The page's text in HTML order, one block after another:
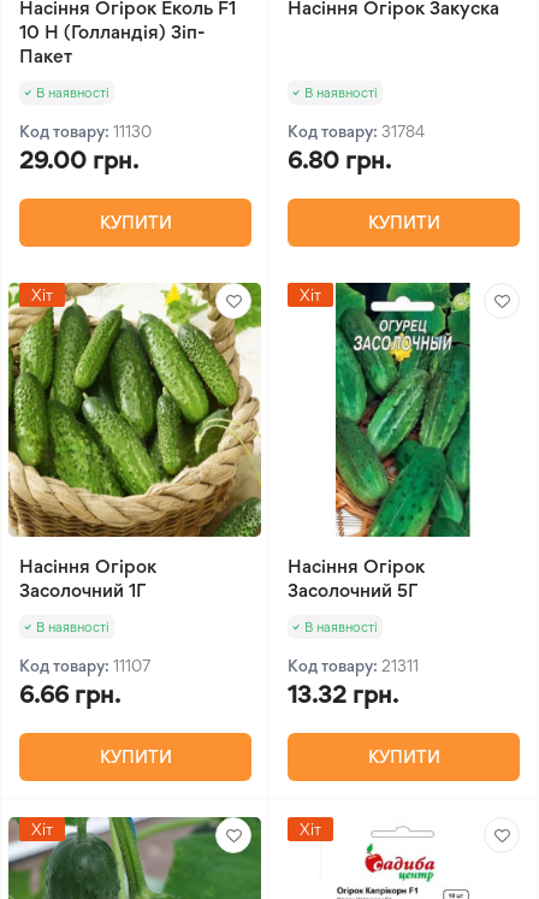
Насіння Огірок Еколь F1
10 Н (Голландія) Зіп-
Пакет
В наявності
Код товару: 11130
29.00 грн.
КУПИТИ
Насіння Огірок Закуска
В наявності
Код товару: 31784
6.80 грн.
КУПИТИ
Хіт
Насіння Огірок
Засолочний 1Г
В наявності
Код товару: 11107
6.66 грн.
КУПИТИ
Хіт
Насіння Огірок
Засолочний 5Г
В наявності
Код товару: 21311
13.32 грн.
КУПИТИ
Хіт Хіт